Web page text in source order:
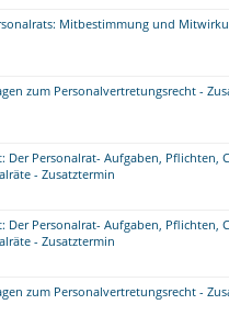
Mitbestimmung und
zum Personalvertretungsrecht -
Der Personalrat- Aufgaben, Pflichten,
- Zusatztermin
Der Personalrat- Aufgaben, Pflichten,
- Zusatztermin
zum Personalvertretungsrecht -